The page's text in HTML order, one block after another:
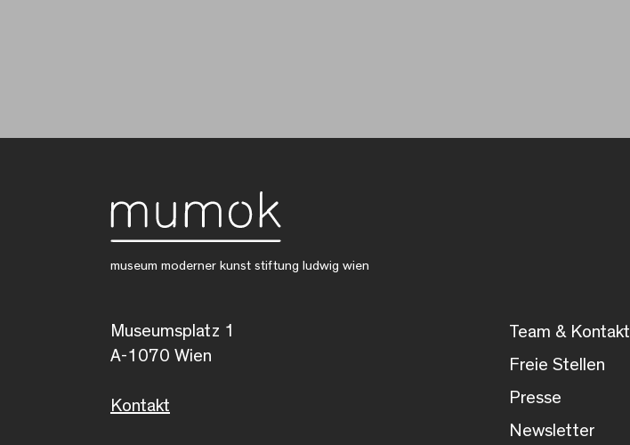
museum moderner kunst stiftung ludwig wien
Museumsplatz 1
A-1070 Wien
Kontakt
Team & Kontakt
Freie Stellen
Presse
Newsletter